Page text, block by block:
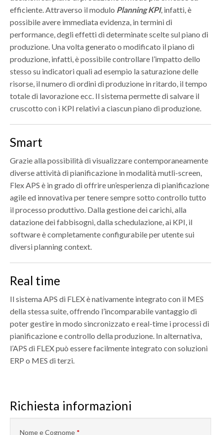
efficiente. Attraverso il modulo Planning KPI, infatti, è
possibile avere immediata evidenza, in termini di
performance, degli effetti di determinate scelte sul piano di
produzione. Una volta generato o modificato il piano di
produzione, infatti, è possibile controllare l’impatto dello
stesso su indicatori quali ad esempio la saturazione delle
risorse, il numero di ordini di produzione in ritardo, il tempo
totale di lavorazione ecc. Il sistema permette di salvare il
cruscotto con i KPI relativi a ciascun piano di produzione.
Smart
Grazie alla possibilità di visualizzare contemporaneamente
diverse attività di pianificazione in modalità mutli-screen,
Flex APS è in grado di offrire un’esperienza di pianificazione
agile ed innovativa per tenere sempre sotto controllo tutto
il processo produttivo. Dalla gestione dei carichi, alla
datazione dei fabbisogni, dalla schedulazione, ai KPI, il
software è completamente configurabile per utente sui
diversi planning context.
Real time
Il sistema APS di FLEX è nativamente integrato con il MES
della stessa suite, offrendo l’incomparabile vantaggio di
poter gestire in modo sincronizzato e real-time i processi di
pianificazione e controllo della produzione. In alternativa,
l’APS di FLEX può essere facilmente integrato con soluzioni
ERP o MES di terzi.
Richiesta informazioni
Nome e Cognome *